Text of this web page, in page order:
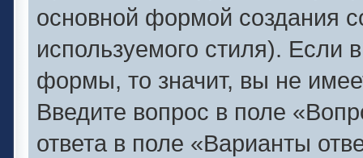
основной формой создания
используемого стиля). Если
формы, то значит, вы не
Введите вопрос в поле
ответа в поле «Варианты